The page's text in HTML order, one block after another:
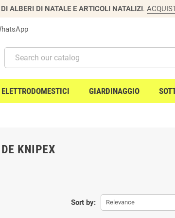
ALBERI DI NATALE E ARTICOLI NATALIZI.
ELETTRODOMESTICI GIARDINAGGIO
KNIPEX
Sort by: Relevance